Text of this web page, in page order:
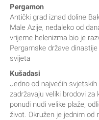
Pergamon
Antički grad iznad doline
Male Azije, nedaleko od
vrijeme helenizma bio je
Pergamske države
svijeta
Kušadasi
Jedno od najvećih
zadržavaju veliki brodovi
ponudi nudi velike plaže,
život. Okružen je jednim od